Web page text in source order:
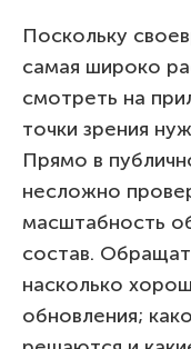
Поскольку
самая широко
смотреть на
точки зрения
Прямо в
несложно
масштабность
состав.
насколько
обновления;